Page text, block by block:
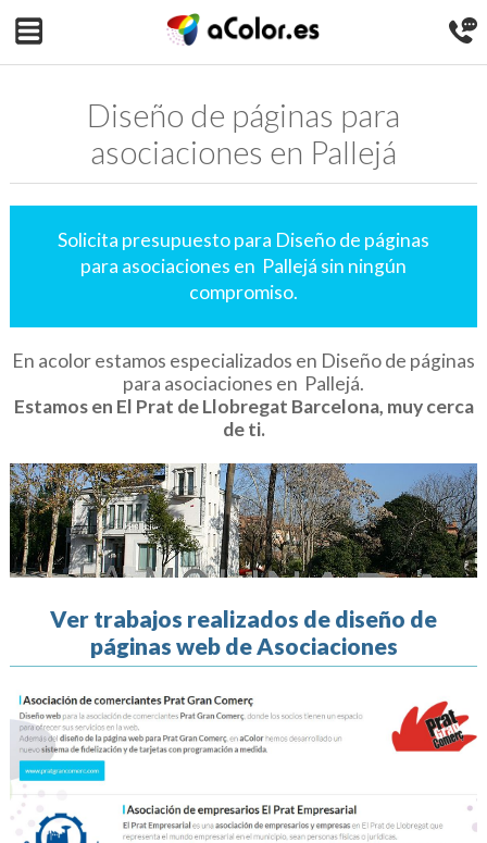
Diseño de páginas para
asociaciones en Pallejá
Solicita presupuesto para Diseño de páginas
para asociaciones en Pallejá sin ningún
compromiso.
En acolor estamos especializados en Diseño de páginas
para asociaciones en Pallejá.
Estamos en El Prat de Llobregat Barcelona, muy cerca
de ti.
Ver trabajos realizados de diseño de
páginas web de Asociaciones